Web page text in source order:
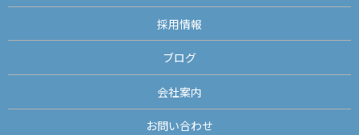
採用情報
ブログ
会社案内
お問い合わせ